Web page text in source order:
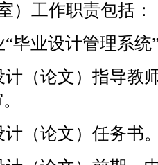
）工作职责包括：
“毕业设计管理系
计（论文）指导教
计（论文）任务书